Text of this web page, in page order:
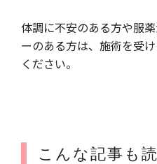
体調に不安のある方や服
ーのある方は、施術を受
ください。
こんな記事も